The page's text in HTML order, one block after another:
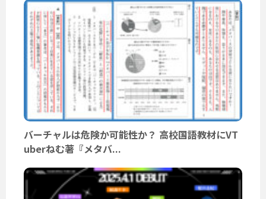
バーチャルは危険か可能性か？ 高校国語教材にVT
uberねむ著『メタバ...